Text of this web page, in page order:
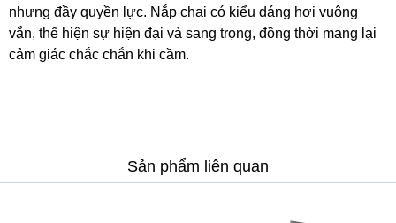
nhưng đầy quyền lực. Nắp chai có kiểu dáng hơi vuông
vắn, thể hiện sự hiện đại và sang trọng, đồng thời mang lại
cảm giác chắc chắn khi cầm.
Sản phẩm liên quan